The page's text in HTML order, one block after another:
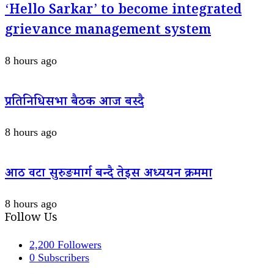
‘Hello Sarkar’ to become integrated
grievance management system
8 hours ago
प्रतिनिधिसभा बैठक आज बस्दै
8 hours ago
आठ वटा सुरुङमार्ग बन्दै तेइस अध्ययन क्रममा
8 hours ago
Follow Us
2,200 Followers
0 Subscribers